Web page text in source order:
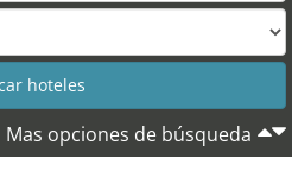
Mas opciones de búsqueda